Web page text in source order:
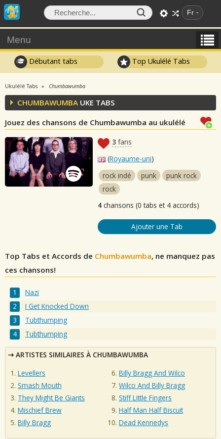
Fr
Menu
Débutant tabs Top Ukulélé Tabs
Ukulélé Tabs Chumbawumba
CHUMBAWUMBA UKE TABS
Jouez des chansons de Chumbawumba au ukulélé
3 fans
(Royaume-uni)
rock indé
punk
punk rock
rock
4 chansons (0 tabs et 4 accords)
Ajouter une Tab
Top Tabs et Accords de Chumbawumba, ne manquez pas
ces chansons!
Nazi
I Get Knocked Down
Tubthumping
Tubthumping
ARTISTES SIMILAIRES À CHUMBAWUMBA
Levellers
Smash Mouth
They Might Be Giants
Mischief Brew
Billy Bragg
Billy Bragg And Wilco
Wilco And Billy Bragg
Stiff Little Fingers
Half Man Half Biscuit
Dead Kennedys